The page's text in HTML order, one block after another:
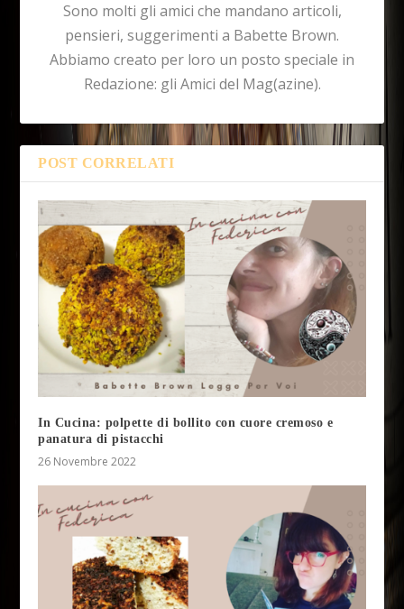
Sono molti gli amici che mandano articoli,
pensieri, suggerimenti a Babette Brown.
Abbiamo creato per loro un posto speciale in
Redazione: gli Amici del Mag(azine).
POST CORRELATI
In Cucina: polpette di bollito con cuore cremoso e
panatura di pistacchi
26 Novembre 2022